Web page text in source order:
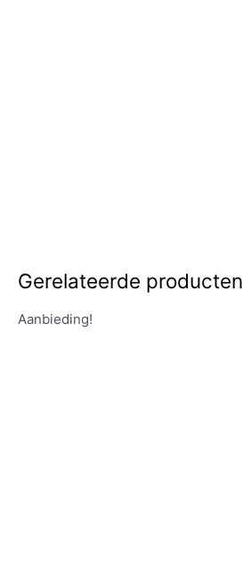
Gerelateerde producten
Aanbieding!